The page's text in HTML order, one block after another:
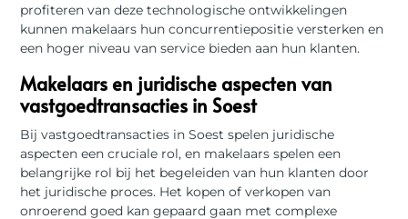
profiteren van deze technologische ontwikkelingen
kunnen makelaars hun concurrentiepositie versterken en
een hoger niveau van service bieden aan hun klanten.
Makelaars en juridische aspecten van
vastgoedtransacties in Soest
Bij vastgoedtransacties in Soest spelen juridische
aspecten een cruciale rol, en makelaars spelen een
belangrijke rol bij het begeleiden van hun klanten door
het juridische proces. Het kopen of verkopen van
onroerend goed kan gepaard gaan met complexe